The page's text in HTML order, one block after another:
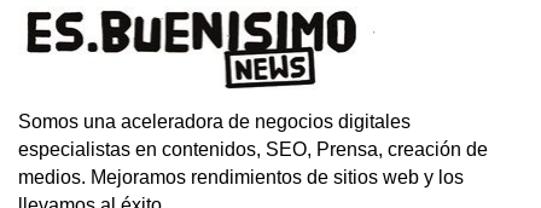
Somos una aceleradora de negocios digitales
especialistas en contenidos, SEO, Prensa, creación de
medios. Mejoramos rendimientos de sitios web y los